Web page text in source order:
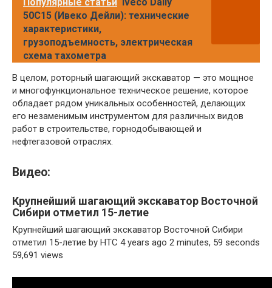
50С15 (Ивеко Дейли): технические
характеристики,
грузоподъемность, электрическая
схема тахометра
В целом, роторный шагающий экскаватор — это мощное
и многофункциональное техническое решение, которое
обладает рядом уникальных особенностей, делающих
его незаменимым инструментом для различных видов
работ в строительстве, горнодобывающей и
нефтегазовой отраслях.
Видео:
Крупнейший шагающий экскаватор Восточной
Сибири отметил 15-летие
Крупнейший шагающий экскаватор Восточной Сибири
отметил 15-летие by НТС 4 years ago 2 minutes, 59 seconds
59,691 views